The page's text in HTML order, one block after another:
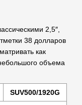
2,5″,
38 долларов
как
объема
SUV500/1920G